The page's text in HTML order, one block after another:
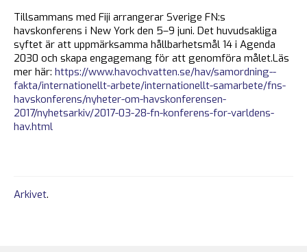
Tillsammans med Fiji arrangerar Sverige FN:s
havskonferens i New York den 5–9 juni. Det huvudsakliga
syftet är att uppmärksamma hållbarhetsmål 14 i Agenda
2030 och skapa engagemang för att genomföra målet.Läs
mer här: https://www.havochvatten.se/hav/samordning--
fakta/internationellt-arbete/internationellt-samarbete/fns-
havskonferens/nyheter-om-havskonferensen-
2017/nyhetsarkiv/2017-03-28-fn-konferens-for-varldens-
hav.html
Arkivet.